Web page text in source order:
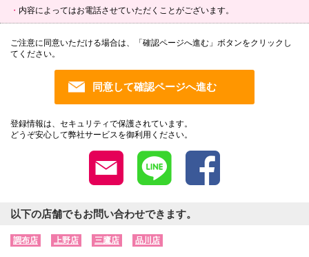
内容によってはお電話させていただくことがございます。
ご注意に同意いただける場合は、「確認ページへ進む」ボタンをクリックし
てください。
登録情報は、セキュリティで保護されています。
どうぞ安心して弊社サービスを御利用ください。
以下の店舗でもお問い合わせできます。
調布店 上野店 三鷹店 品川店